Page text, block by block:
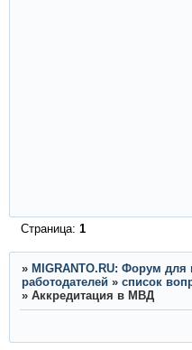
Страница: 1
» MIGRANTO.RU: Форум
работодателей » список
» Аккредитация в МВД